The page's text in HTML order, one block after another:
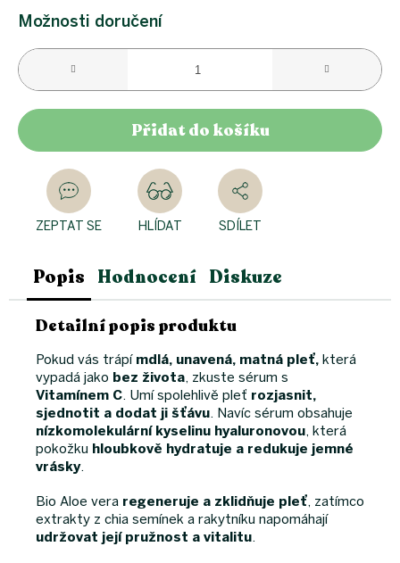
cena:
Možnosti doručení
Přidat do košíku
ZEPTAT SE HLÍDAT SDÍLET
Popis Hodnocení Diskuze
Detailní popis produktu
Pokud vás trápí mdlá, unavená, matná pleť, která
vypadá jako bez života, zkuste sérum s
Vitamínem C. Umí spolehlivě pleť rozjasnit,
sjednotit a dodat ji šťávu. Navíc sérum obsahuje
nízkomolekulární kyselinu hyaluronovou, která
pokožku hloubkově hydratuje a redukuje jemné
vrásky.
Bio Aloe vera regeneruje a zklidňuje pleť, zatímco
extrakty z chia semínek a rakytníku napomáhají
udržovat její pružnost a vitalitu.